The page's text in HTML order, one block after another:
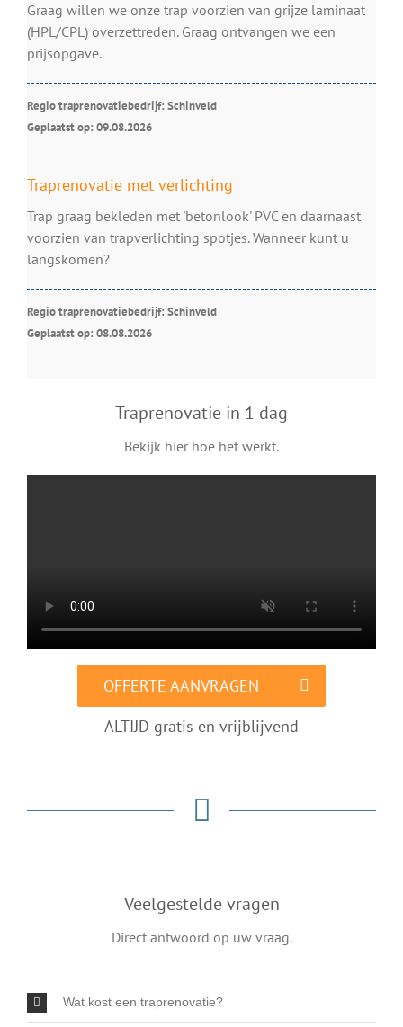
Graag willen we onze trap voorzien van grijze laminaat
(HPL/CPL) overzettreden. Graag ontvangen we een
prijsopgave.
Regio traprenovatiebedrijf: Schinveld
Geplaatst op: 09.08.2026
Traprenovatie met verlichting
Trap graag bekleden met 'betonlook' PVC en daarnaast
voorzien van trapverlichting spotjes. Wanneer kunt u
langskomen?
Regio traprenovatiebedrijf: Schinveld
Geplaatst op: 08.08.2026
Traprenovatie in 1 dag
Bekijk hier hoe het werkt.
OFFERTE AANVRAGEN
ALTIJD gratis en vrijblijvend
Veelgestelde vragen
Direct antwoord op uw vraag.
Wat kost een traprenovatie?